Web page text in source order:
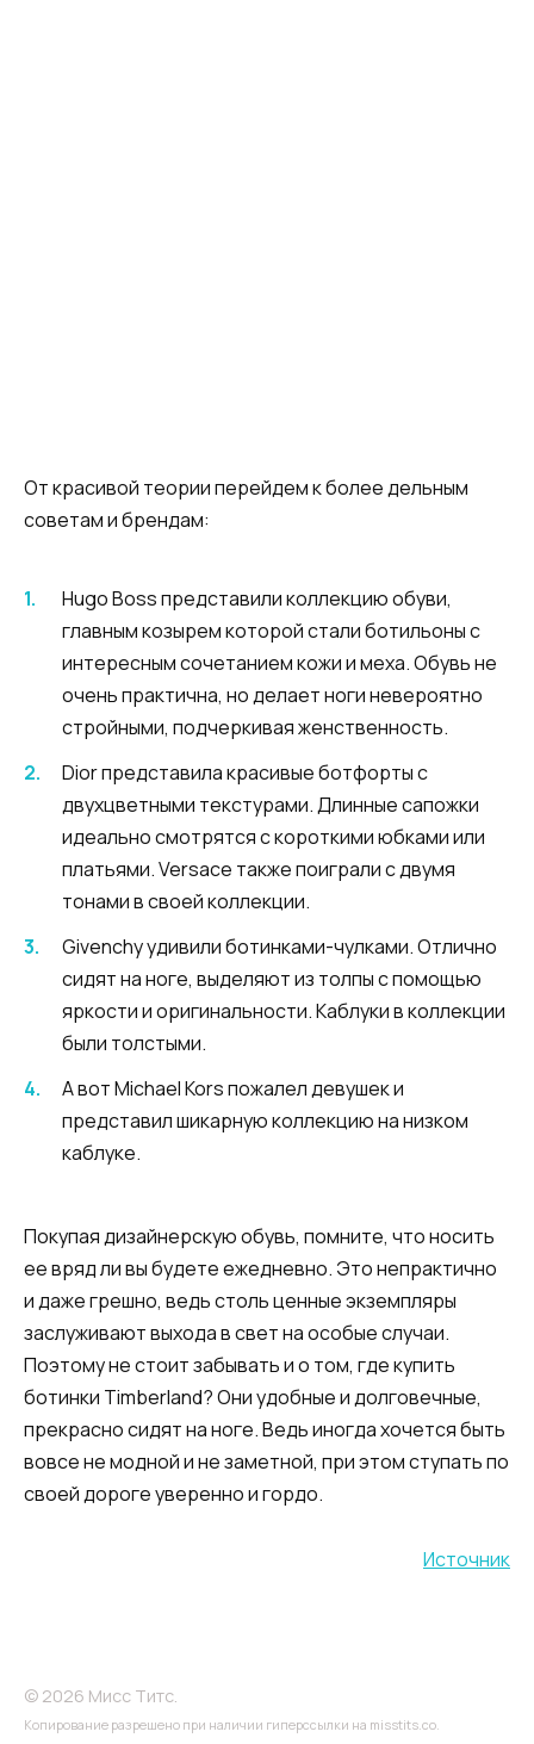
От красивой теории перейдем к более дельным
советам и брендам:
Hugo Boss представили коллекцию обуви,
главным козырем которой стали ботильоны с
интересным сочетанием кожи и меха. Обувь не
очень практична, но делает ноги невероятно
стройными, подчеркивая женственность.
Dior представила красивые ботфорты с
двухцветными текстурами. Длинные сапожки
идеально смотрятся с короткими юбками или
платьями. Versace также поиграли с двумя
тонами в своей коллекции.
Givenchy удивили ботинками-чулками. Отлично
сидят на ноге, выделяют из толпы с помощью
яркости и оригинальности. Каблуки в коллекции
были толстыми.
А вот Michael Kors пожалел девушек и
представил шикарную коллекцию на низком
каблуке.
Покупая дизайнерскую обувь, помните, что носить
ее вряд ли вы будете ежедневно. Это непрактично
и даже грешно, ведь столь ценные экземпляры
заслуживают выхода в свет на особые случаи.
Поэтому не стоит забывать и о том, где купить
ботинки Timberland? Они удобные и долговечные,
прекрасно сидят на ноге. Ведь иногда хочется быть
вовсе не модной и не заметной, при этом ступать по
своей дороге уверенно и гордо.
Источник
© 2026 Мисс Титс.
Копирование разрешено при наличии гиперссылки на misstits.co.